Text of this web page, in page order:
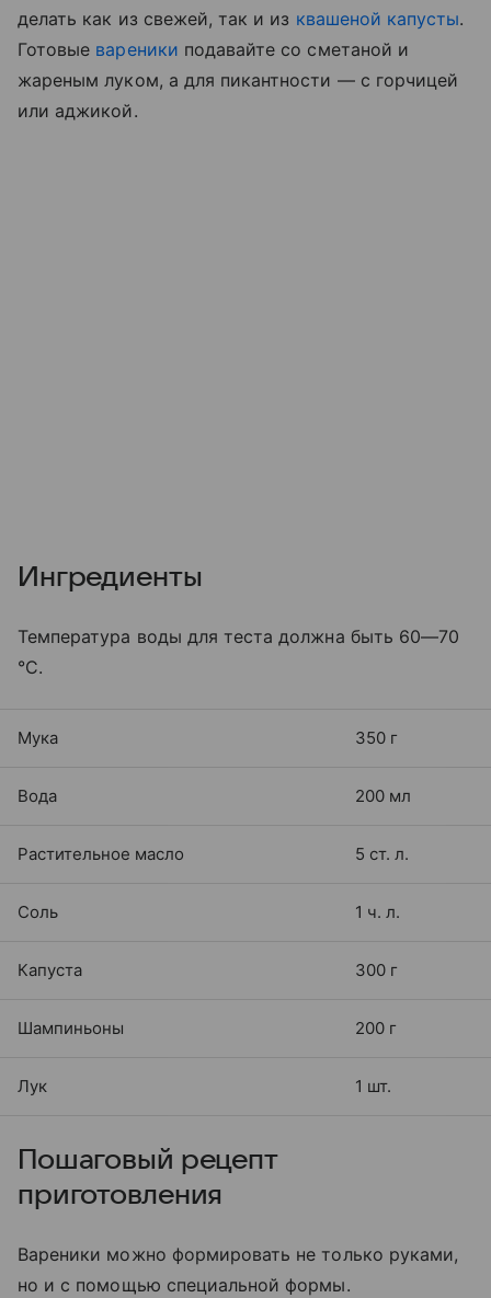
делать как из свежей, так и из квашеной капусты.
Готовые вареники подавайте со сметаной и
жареным луком, а для пикантности — с горчицей
или аджикой.
Ингредиенты
Температура воды для теста должна быть 60—70
°C.
Мука 350 г
Вода 200 мл
Растительное масло 5 ст. л.
Соль 1 ч. л.
Капуста 300 г
Шампиньоны 200 г
Лук 1 шт.
Пошаговый рецепт
приготовления
Вареники можно формировать не только руками,
но и с помощью специальной формы.